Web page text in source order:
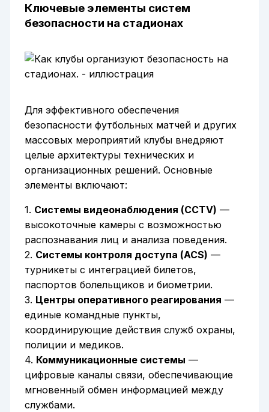
Ключевые элементы систем
безопасности на стадионах
Для эффективного обеспечения
безопасности футбольных матчей и других
массовых мероприятий клубы внедряют
целые архитектуры технических и
организационных решений. Основные
элементы включают:
1. Системы видеонаблюдения (CCTV) —
высокоточные камеры с возможностью
распознавания лиц и анализа поведения.
2. Системы контроля доступа (ACS) —
турникеты с интеграцией билетов,
паспортов болельщиков и биометрии.
3. Центры оперативного реагирования —
единые командные пункты,
координирующие действия служб охраны,
полиции и медиков.
4. Коммуникационные системы —
цифровые каналы связи, обеспечивающие
мгновенный обмен информацией между
службами.